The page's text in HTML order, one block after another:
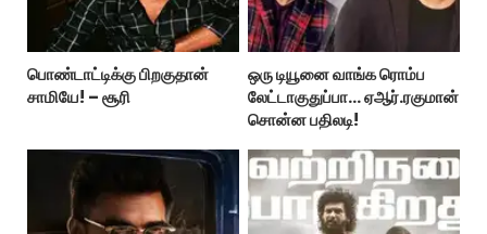
பொண்டாட்டிக்கு பிறகுதான்
சாமியே! – சூரி
ஒரு டியூனை வாங்க ரொம்ப
லேட்டாகுதுப்பா... ஏஆர்.ரகுமான்
சொன்ன பதிலடி!